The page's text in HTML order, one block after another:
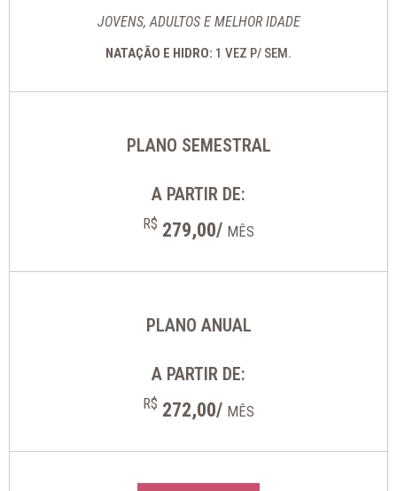
JOVENS, ADULTOS E MELHOR IDADE
NATAÇÃO E HIDRO: 1 VEZ P/ SEM.
PLANO SEMESTRAL
A PARTIR DE:
R$ 279,00/ MÊS
PLANO ANUAL
A PARTIR DE:
R$ 272,00/ MÊS